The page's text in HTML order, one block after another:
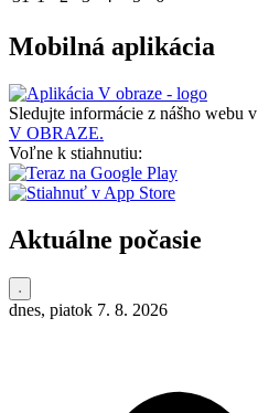
Mobilná aplikácia
Sledujte informácie z nášho webu v
V OBRAZE.
Voľne k stiahnutiu:
Aktuálne počasie
dnes, piatok 7. 8. 2026